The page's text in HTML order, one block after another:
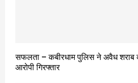
सफलता – कबीरधाम पुलिस ने अवैध शराब
आरोपी गिरफ्तार